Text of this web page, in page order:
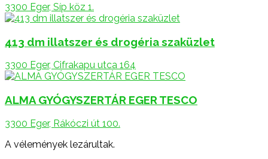
3300 Eger, Síp köz 1.
413 dm illatszer és drogéria szaküzlet
3300 Eger, Cifrakapu utca 164
ALMA GYÓGYSZERTÁR EGER TESCO
3300 Eger, Rákóczi út 100.
A vélemények lezárultak.